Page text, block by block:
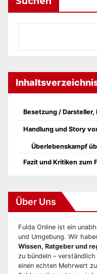
Besetzung / Darsteller,
Handlung und Story
Überlebenskampf
Fazit und Kritiken zum
Über Uns
Fulda Online ist ein
und Umgebung. Wir
Wissen, Ratgeber und
zu bündeln –
einen echten Mehrwert